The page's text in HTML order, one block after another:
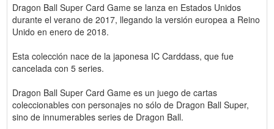
Dragon Ball Super Card Game se lanza en Estados Unidos
durante el verano de 2017, llegando la versión europea a Reino
Unido en enero de 2018.
Esta colección nace de la japonesa IC Carddass, que fue
cancelada con 5 series.
Dragon Ball Super Card Game es un juego de cartas
coleccionables con personajes no sólo de Dragon Ball Super,
sino de innumerables series de Dragon Ball.